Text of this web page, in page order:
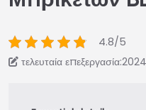
4.8/5
τελευταία